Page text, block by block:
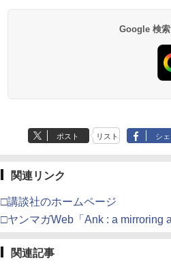
Google 検索
ポスト リスト シ
関連リンク
□講談社のホームページ
□ヤンマガWeb「Ank : a mirroring
関連記事